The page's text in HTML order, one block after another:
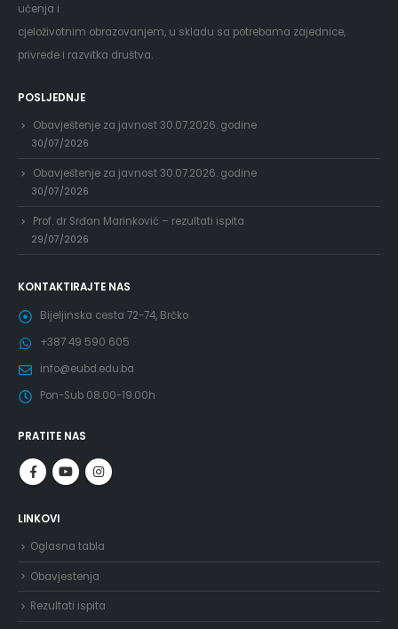
učenja i
cjeloživotnim obrazovanjem, u skladu sa potrebama zajednice,
privrede i razvitka društva.
POSLJEDNJE
Obavještenje za javnost 30.07.2026. godine
30/07/2026
Obavještenje za javnost 30.07.2026. godine
30/07/2026
Prof. dr Srđan Marinković – rezultati ispita
29/07/2026
KONTAKTIRAJTE NAS
Bijeljinska cesta 72-74, Brčko
+387 49 590 605
info@eubd.edu.ba
Pon-Sub 08.00-19.00h
PRATITE NAS
LINKOVI
Oglasna tabla
Obavjestenja
Rezultati ispita